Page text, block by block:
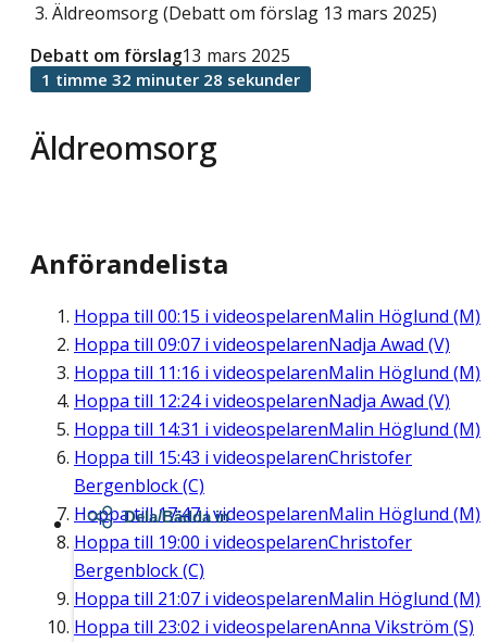
Äldreomsorg (Debatt om förslag 13 mars 2025)
Äldreomsorg
Debatt om förslag13 mars 2025
1 timme 32 minuter 28 sekunder
Anförandelista
Hoppa till 00:15 i videospelarenMalin Höglund (M)
Hoppa till 09:07 i videospelarenNadja Awad (V)
Hoppa till 11:16 i videospelarenMalin Höglund (M)
Hoppa till 12:24i videospelarenNadja Awad (V)
Hoppa till 14:31 i videospelarenMalin Höglund (M)
Hoppa till 15:43 i videospelarenChristofer
Bergenblock (C)
Hoppa till17:47i videospelarenMalin Höglund (M)
Hoppa till 19:00 i videospelarenChristofer
Bergenblock (C)
Hoppa till 21:07 i videospelarenMalin Höglund (M)
Hoppa till 23:02 i videospelarenAnna Vikström (S)
Dela/Bädda in